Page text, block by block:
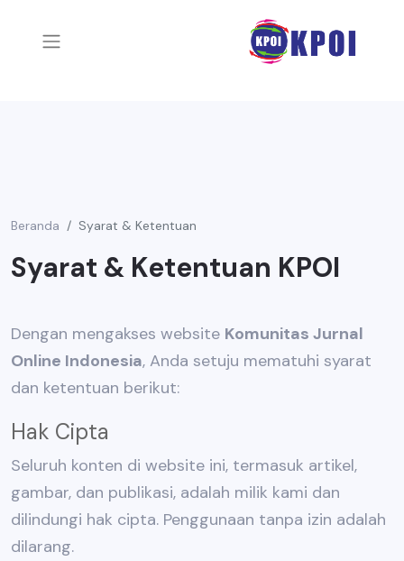
Beranda Syarat & Ketentuan
Syarat & Ketentuan KPOI
Dengan mengakses website Komunitas Jurnal
Online Indonesia, Anda setuju mematuhi syarat
dan ketentuan berikut:
Hak Cipta
Seluruh konten di website ini, termasuk artikel,
gambar, dan publikasi, adalah milik kami dan
dilindungi hak cipta. Penggunaan tanpa izin adalah
dilarang.